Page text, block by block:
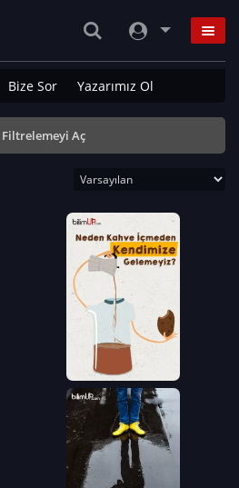
Bize Sor Yazarımız Ol
Filtrelemeyi Aç